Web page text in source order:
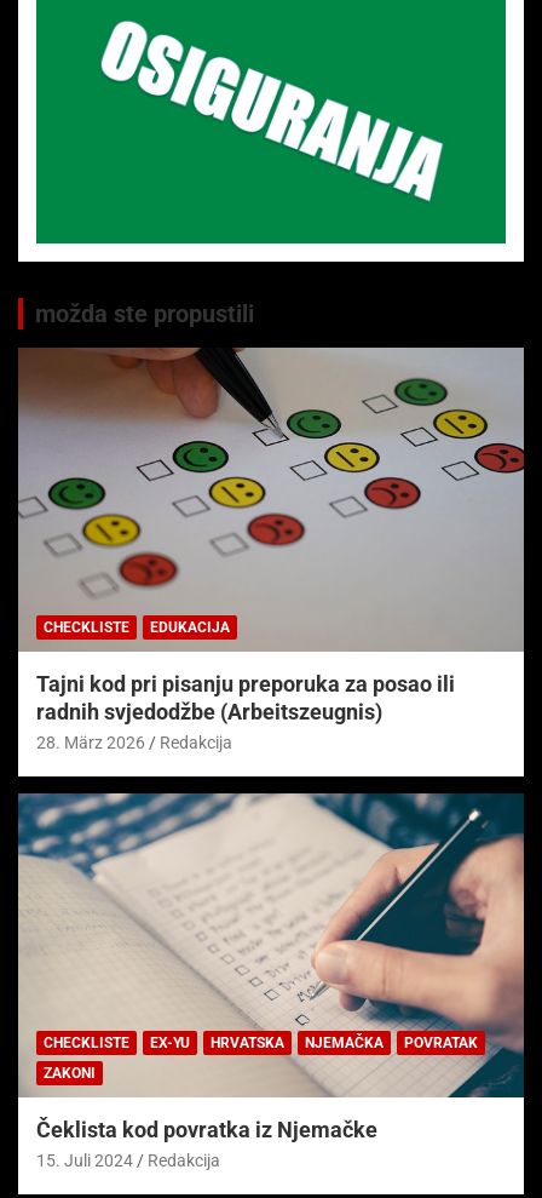
možda ste propustili
CHECKLISTE EDUKACIJA
Tajni kod pri pisanju preporuka za posao ili
radnih svjedodžbe (Arbeitszeugnis)
28. März 2026 Redakcija
CHECKLISTE EX-YU HRVATSKA NJEMAČKA
POVRATAK
ZAKONI
Čeklista kod povratka iz Njemačke
15. Juli 2024 Redakcija